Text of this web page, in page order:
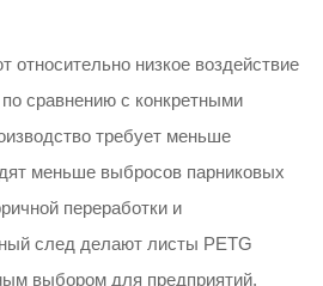
относительно низкое воздействие
сравнению с конкретными
требует меньше
меньше выбросов парниковых
переработки и
след делают листы PETG
выбором для предприятий,